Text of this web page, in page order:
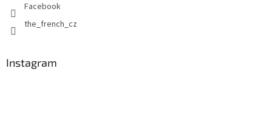
Facebook
the_french_cz
Instagram